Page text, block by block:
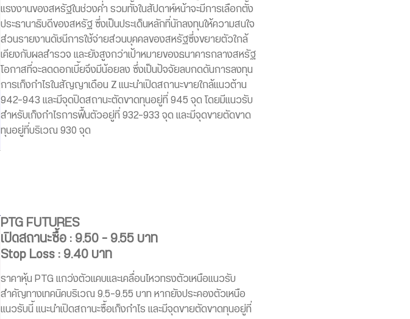
แรงงานของสหรัฐในช่วงค่ำ รวมทั้งในสัปดาห์หน้าจะมีการเลือกตั้ง
ประธานาธิบดีของสหรัฐ ซึ่งเป็นประเด็นหลักที่นักลงทุนให้ความสนใจ
ส่วนรายงานดัชนีการใช้จ่ายส่วนบุคคลของสหรัฐซึ่งขยายตัวใกล้
เคียงกับผลสำรวจ และยังสูงกว่าเป้าหมายของธนาคารกลางสหรัฐ
โอกาสที่จะลดดอกเบี้ยจึงมีน้อยลง ซึ่งเป็นปัจจัยลบกดดันการลงทุน
การเก็งกำไรในสัญญาเดือน Z แนะนำเปิดสถานะขายใกล้แนวต้าน
942-943 และมีจุดปิดสถานะตัดขาดทุนอยู่ที่ 945 จุด โดยมีแนวรับ
สำหรับเก็งกำไรการฟื้นตัวอยู่ที่ 932-933 จุด และมีจุดขายตัดขาด
ทุนอยู่ที่บริเวณ 930 จุด
PTG FUTURES
เปิดสถานะซื้อ : 9.50 – 9.55 บาท
Stop Loss : 9.40 บาท
ราคาหุ้น PTG แกว่งตัวแคบและเคลื่อนไหวทรงตัวเหนือแนวรับ
สำคัญทางเทคนิคบริเวณ 9.5-9.55 บาท หากยังประคองตัวเหนือ
แนวรับนี้ แนะนำเปิดสถานะซื้อเก็งกำไร และมีจุดขายตัดขาดทุนอยู่ที่